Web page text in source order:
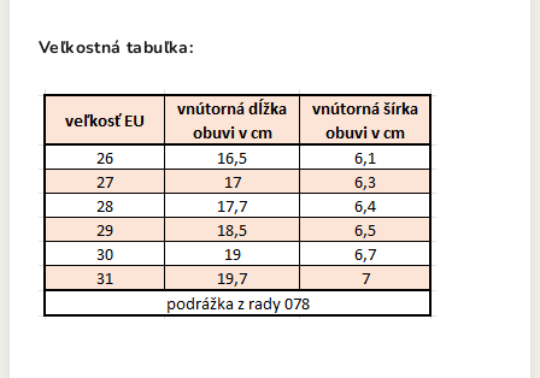
Veľkostná tabuľka: